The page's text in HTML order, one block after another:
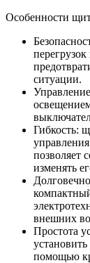
Особенности
ситуации.
Гибкость:
позволяет
изменять
внешних
Простота
помощью